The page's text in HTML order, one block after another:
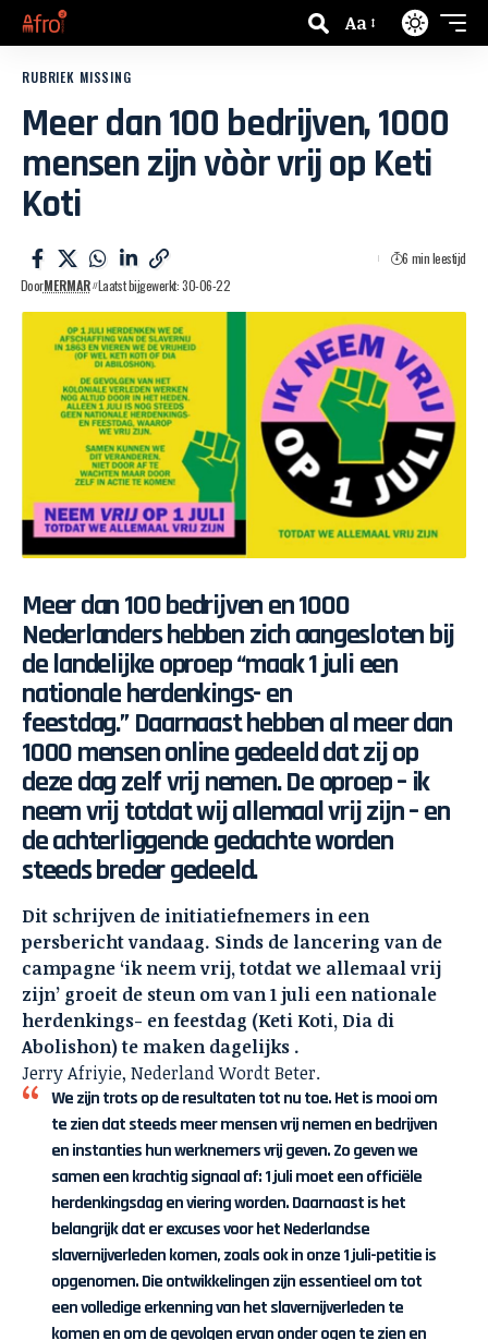
Aa
RUBRIEK MISSING
Meer dan 100 bedrijven, 1000
mensen zijn vòòr vrij op Keti
Koti
DoorMERMAR Laatst bijgewerkt: 30-06-22
6 min leestijd
Meer dan 100 bedrijven en 1000
Nederlanders hebben zich aangesloten bij
de landelijke oproep “maak 1 juli een
nationale herdenkings- en
feestdag.”Daarnaast hebben al meer dan
1000 mensen online gedeeld dat zij op
deze dag zelf vrij nemen. De oproep – ik
neem vrij totdat wij allemaal vrij zijn – en
de achterliggende gedachte worden
steeds breder gedeeld.
Dit schrijven de initiatiefnemers in een
persbericht vandaag. Sinds de lancering van de
campagne ‘ik neem vrij, totdat we allemaal vrij
zijn’ groeit de steun om van 1 juli een nationale
herdenkings- en feestdag (Keti Koti, Dia di
Abolishon) te maken dagelijks .
Jerry Afriyie, Nederland Wordt Beter.
We zijn trots op de resultaten tot nu toe. Het is mooi om
te zien dat steeds meer mensen vrij nemen en bedrijven
en instanties hun werknemers vrij geven. Zo geven we
samen een krachtig signaal af: 1 juli moet een officiële
herdenkingsdag en viering worden. Daarnaast is het
belangrijk dat er excuses voor het Nederlandse
slavernijverleden komen, zoals ook in onze 1 juli-petitie is
opgenomen. Die ontwikkelingen zijn essentieel om tot
een volledige erkenning van het slavernijverleden te
komen en om de gevolgen ervan onder ogen te zien en